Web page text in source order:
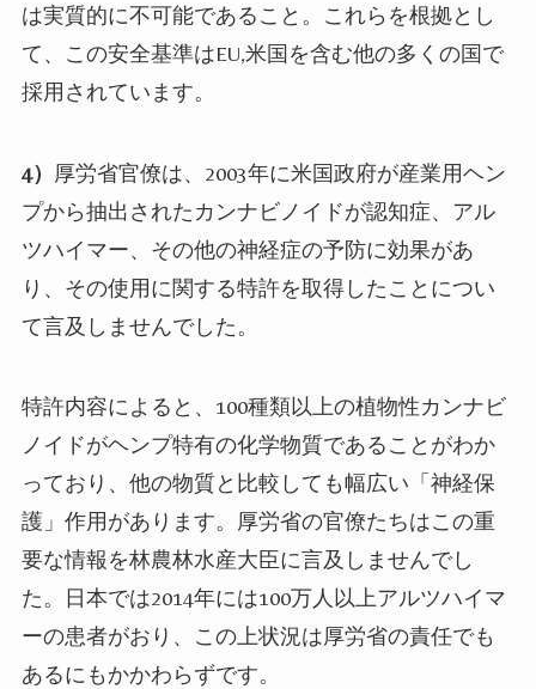
は実質的に不可能であること。これらを根拠とし
て、この安全基準はEU,米国を含む他の多くの国で
採用されています。
4） 厚労省官僚は、 2003年に米国政府が産業用ヘン
プから抽出されたカンナビノイドが認知症、アル
ツハイマー、その他の神経症の予防に効果があ
り、その使用に関する特許を取得したことについ
て言及しませんでした。
特許内容によると、 100種類以上の植物性カンナビ
ノイドがヘンプ特有の化学物質であることがわか
っており、他の物質と比較しても幅広い「神経保
護」作用があります。厚労省の官僚たちはこの重
要な情報を林農林水産大臣に言及しませんでし
た。日本では2014年には100万人以上アルツハイマ
ーの患者がおり、この上状況は厚労省の責任でも
あるにもかかわらずです。